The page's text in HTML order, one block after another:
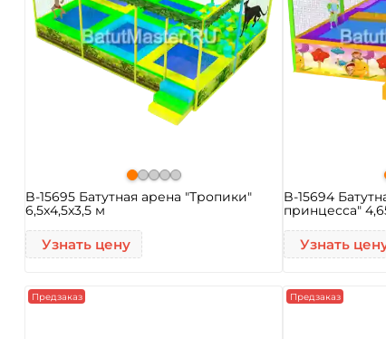
B-15695 Батутная арена "Тропики"
6,5x4,5x3,5 м
Узнать цену
B-15694
принцесса"
Узнать
Предзаказ Предзаказ